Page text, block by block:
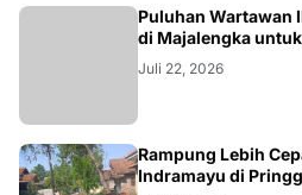
Puluhan Wartawan
di Majalengka
Juli 22, 2026
LOKAL
Rampung Lebih
Indramayu di